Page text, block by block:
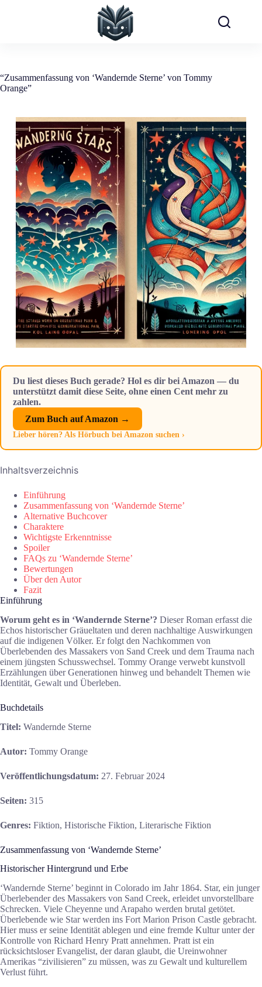
“Zusammenfassung von ‘Wandernde Sterne’ von Tommy
Orange”
Du liest dieses Buch gerade? Hol es dir bei Amazon — du
unterstützt damit diese Seite, ohne einen Cent mehr zu
zahlen.
Zum Buch auf Amazon →
Lieber hören? Als Hörbuch bei Amazon suchen ›
Inhaltsverzeichnis
Einführung
Zusammenfassung von ‘Wandernde Sterne’
Alternative Buchcover
Charaktere
Wichtigste Erkenntnisse
Spoiler
FAQs zu ‘Wandernde Sterne’
Bewertungen
Über den Autor
Fazit
Einführung
Worum geht es in ‘Wandernde Sterne’? Dieser Roman erfasst die
Echos historischer Gräueltaten und deren nachhaltige Auswirkungen
auf die indigenen Völker. Er folgt den Nachkommen von
Überlebenden des Massakers von Sand Creek und dem Trauma nach
einem jüngsten Schusswechsel. Tommy Orange verwebt kunstvoll
Erzählungen über Generationen hinweg und behandelt Themen wie
Identität, Gewalt und Überleben.
Buchdetails
Titel: Wandernde Sterne
Autor: Tommy Orange
Veröffentlichungsdatum: 27. Februar 2024
Seiten: 315
Genres: Fiktion, Historische Fiktion, Literarische Fiktion
Zusammenfassung von ‘Wandernde Sterne’
Historischer Hintergrund und Erbe
‘Wandernde Sterne’ beginnt in Colorado im Jahr 1864. Star, ein junger
Überlebender des Massakers von Sand Creek, erleidet unvorstellbare
Schrecken. Viele Cheyenne und Arapaho werden brutal getötet.
Überlebende wie Star werden ins Fort Marion Prison Castle gebracht.
Hier muss er seine Identität ablegen und eine fremde Kultur unter der
Kontrolle von Richard Henry Pratt annehmen. Pratt ist ein
rücksichtsloser Evangelist, der daran glaubt, die Ureinwohner
Amerikas “zivilisieren” zu müssen, was zu Gewalt und kulturellem
Verlust führt.